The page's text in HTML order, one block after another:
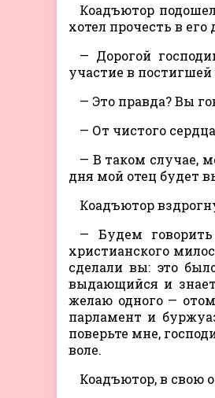
Коадъютор
хотел прочесть в его
— Дорогой
участие в постигшей
— Это правда? Вы
— От чистого
— В таком случае,
дня мой отец будет
Коадъютор
— Будем
христианского
сделали вы: это
выдающийся и
желаю одного —
парламент и
поверьте мне,
воле.
Коадъютор, в свою